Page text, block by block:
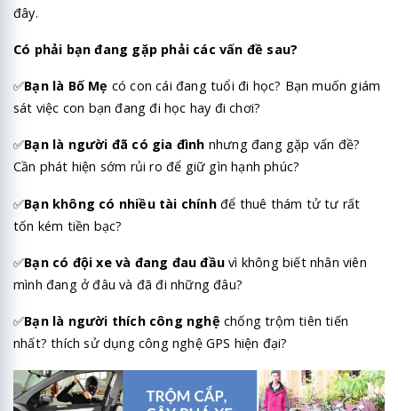
đây.
Có phải bạn đang gặp phải các vấn đề sau?
✅Bạn là Bố Mẹ có con cái đang tuổi đi học? Bạn muốn giám
sát việc con bạn đang đi học hay đi chơi?
✅Bạn là người đã có gia đình nhưng đang gặp vấn đề?
Cần phát hiện sớm rủi ro để giữ gìn hạnh phúc?
✅Bạn không có nhiều tài chínhđể thuê thám tử tư rất
tốn kém tiền bạc?
✅Bạn có đội xe và đang đau đầu vì không biết nhân viên
mình đang ở đâu và đã đi những đâu?
✅Bạn là người thích công nghệ chống trộm tiên tiến
nhất? thích sử dụng công nghệ GPS hiện đại?